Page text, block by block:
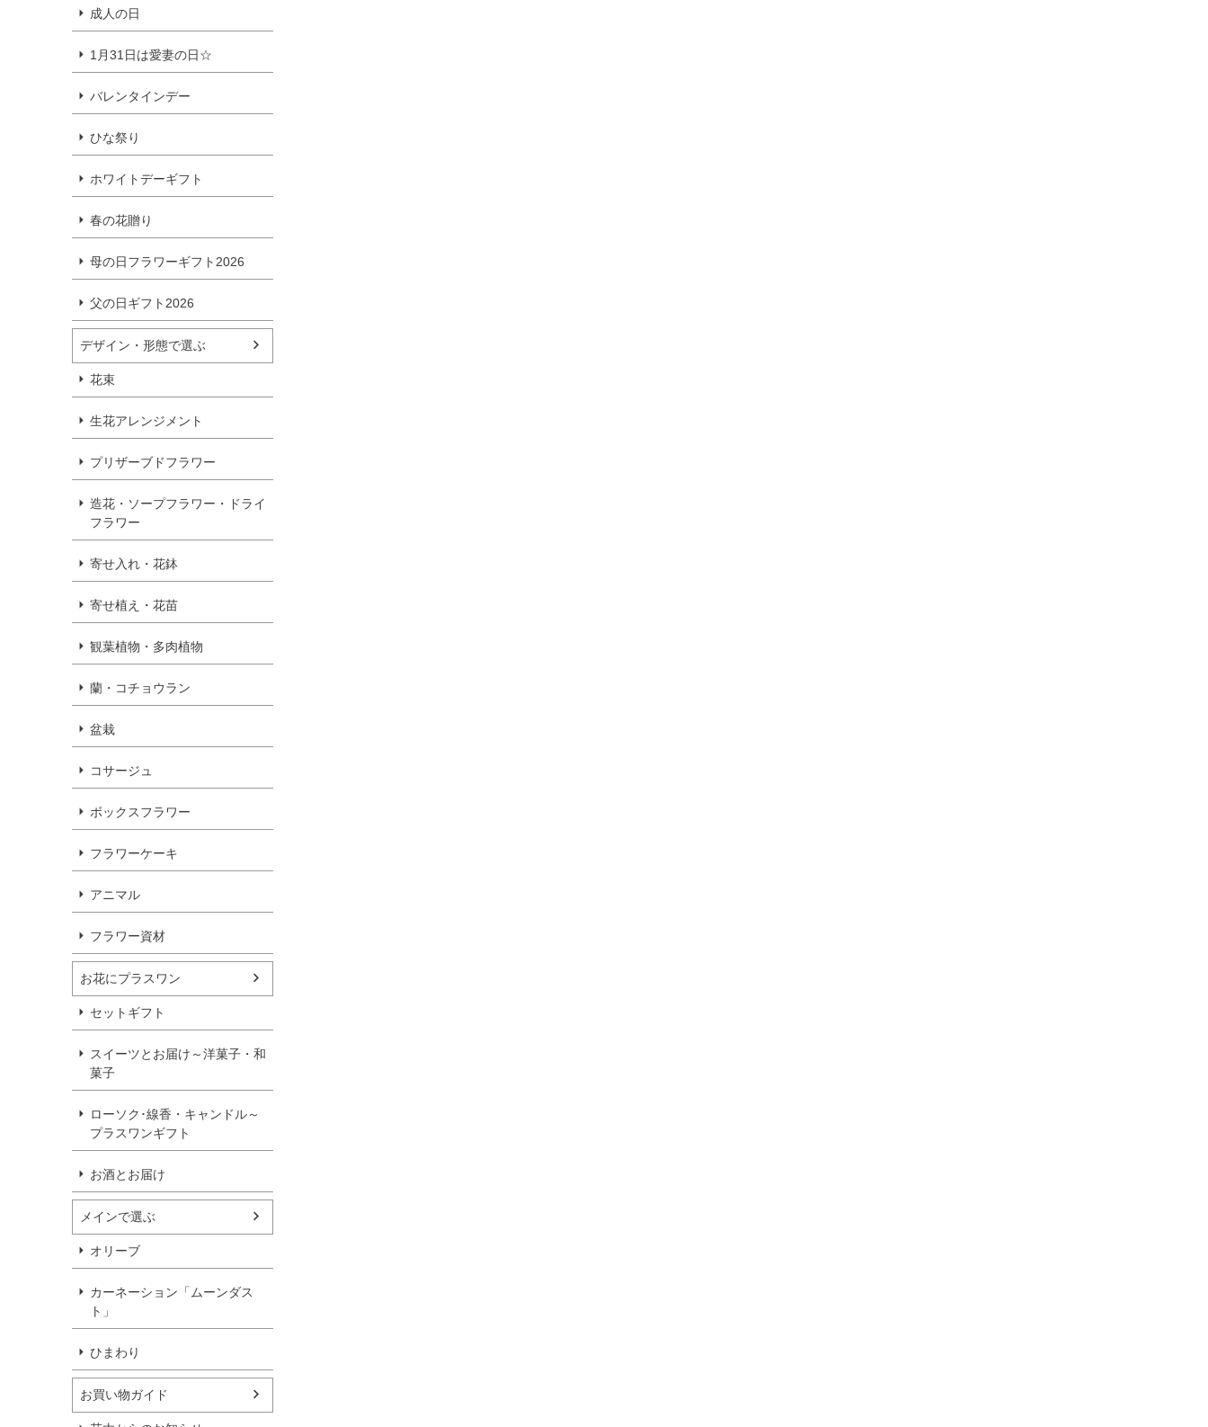
成人の日
1月31日は愛妻の日☆
バレンタインデー
ひな祭り
ホワイトデーギフト
春の花贈り
母の日フラワーギフト2026
父の日ギフト2026
デザイン・形態で選ぶ
花束
生花アレンジメント
プリザーブドフラワー
造花・ソープフラワー・ドライ
フラワー
寄せ入れ・花鉢
寄せ植え・花苗
観葉植物・多肉植物
蘭・コチョウラン
盆栽
コサージュ
ボックスフラワー
フラワーケーキ
アニマル
フラワー資材
お花にプラスワン
セットギフト
スイーツとお届け～洋菓子・和
菓子
ローソク･線香・キャンドル～
プラスワンギフト
お酒とお届け
メインで選ぶ
オリーブ
カーネーション「ムーンダス
ト」
ひまわり
お買い物ガイド